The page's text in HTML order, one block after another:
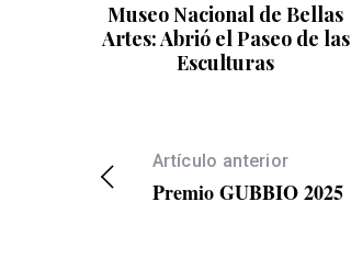
Museo Nacional de Bellas
Artes: Abrió el Paseo de las
Esculturas
Artículo anterior
Premio GUBBIO 2025